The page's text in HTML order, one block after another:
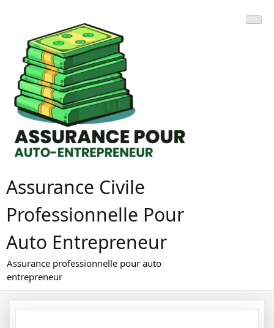
content
Assurance Civile
Professionnelle Pour
Auto Entrepreneur
Assurance professionnelle pour auto
entrepreneur